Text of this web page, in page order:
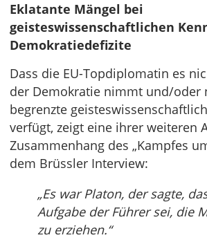
Eklatante Mängel bei
geisteswissenschaftlichen
Demokratiedefizite
Dass die EU-Topdiplomatin es
der Demokratie nimmt und/oder
begrenzte
verfügt, zeigt eine ihrer weiteren
Zusammenhang des „Kampfes
dem Brüssler Interview:
„Es war Platon, der sagte,
Aufgabe der Führer sei, die
zu erziehen.“